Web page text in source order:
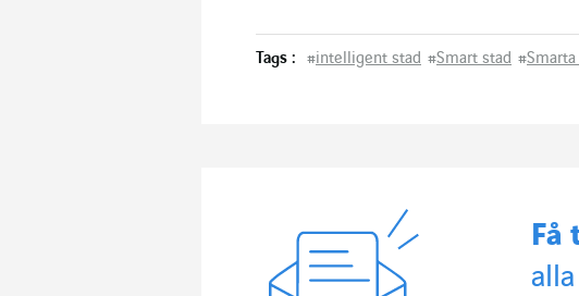
Tags : #intelligent stad #Smart stad #
Få